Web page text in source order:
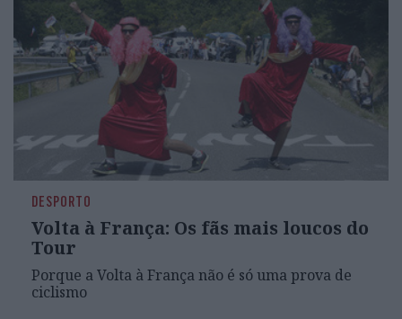
DESPORTO
Volta à França: Os fãs mais loucos do
Tour
Porque a Volta à França não é só uma prova de
ciclismo